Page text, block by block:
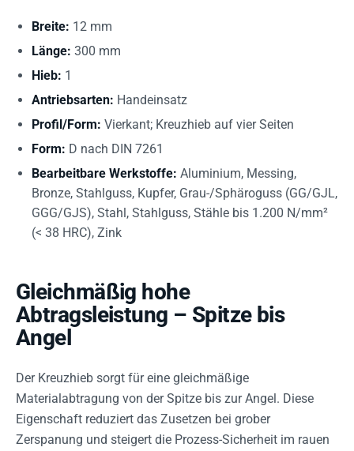
Breite: 12 mm
Länge: 300 mm
Hieb: 1
Antriebsarten: Handeinsatz
Profil/Form: Vierkant; Kreuzhieb auf vier Seiten
Form: D nach DIN 7261
Bearbeitbare Werkstoffe: Aluminium, Messing,
Bronze, Stahlguss, Kupfer, Grau-/Sphäroguss (GG/GJL,
GGG/GJS), Stahl, Stahlguss, Stähle bis 1.200 N/mm²
(< 38 HRC), Zink
Gleichmäßig hohe
Abtragsleistung – Spitze bis
Angel
Der Kreuzhieb sorgt für eine gleichmäßige
Materialabtragung von der Spitze bis zur Angel. Diese
Eigenschaft reduziert das Zusetzen bei grober
Zerspanung und steigert die Prozess-Sicherheit im rauen